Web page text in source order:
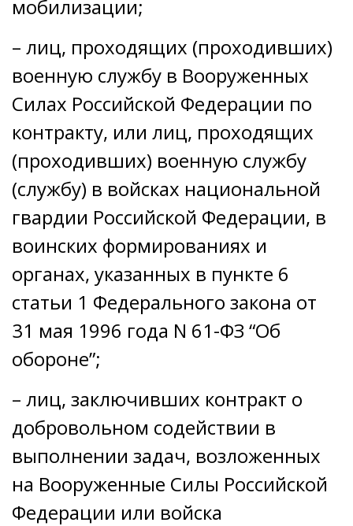
мобилизации;
– лиц, проходящих (проходивших)
военную службу в Вооруженных
Силах Российской Федерации по
контракту, или лиц, проходящих
(проходивших) военную службу
(службу) в войсках национальной
гвардии Российской Федерации, в
воинских формированиях и
органах, указанных в пункте 6
статьи 1 Федерального закона от
31 мая 1996 года N 61-ФЗ “Об
обороне”;
– лиц, заключивших контракт о
добровольном содействии в
выполнении задач, возложенных
на Вооруженные Силы Российской
Федерации или войска